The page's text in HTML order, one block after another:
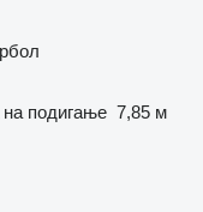
подигање 7,85 м